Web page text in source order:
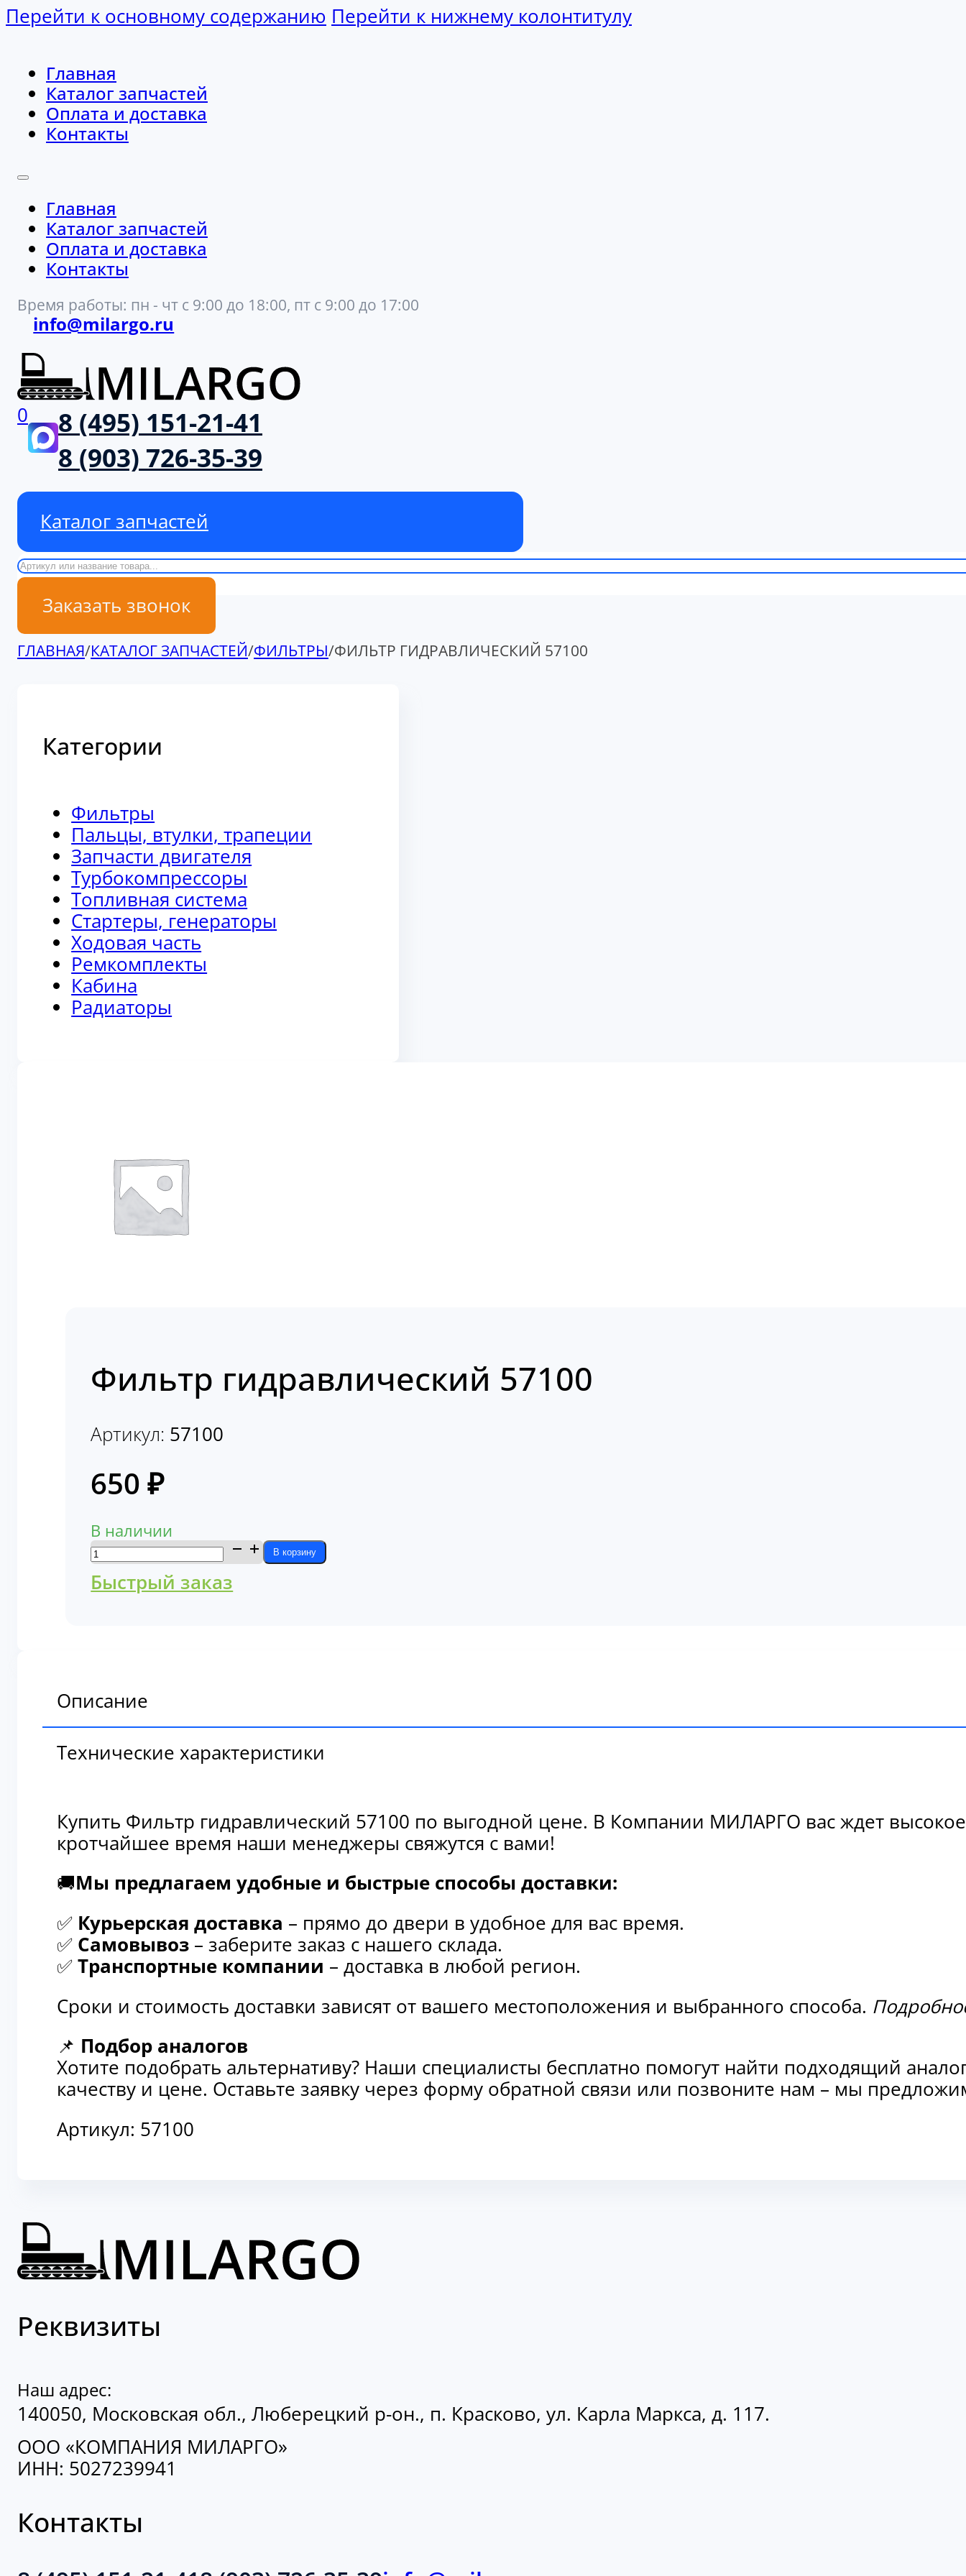
Перейти к основному содержанию Перейти к нижнему колонтитулу
Главная
Каталог запчастей
Оплата и доставка
Контакты
Главная
Каталог запчастей
Оплата и доставка
Контакты
Время работы: пн - чт с 9:00 до 18:00, пт с 9:00 до 17:00
info@milargo.ru
0
8 (495) 151-21-41
8 (903) 726-35-39
Каталог запчастей
Поиск
Заказать звонок
ГЛАВНАЯ/КАТАЛОГ ЗАПЧАСТЕЙ/ФИЛЬТРЫ/ФИЛЬТР ГИДРАВЛИЧЕСКИЙ 57100
Категории
Фильтры
Пальцы, втулки, трапеции
Запчасти двигателя
Турбокомпрессоры
Топливная система
Стартеры, генераторы
Ходовая часть
Ремкомплекты
Кабина
Радиаторы
Фильтр гидравлический 57100
Артикул: 57100
650₽
В наличии
Количество
товара
Фильтр
В корзину
Быстрый заказ
Описание
Технические характеристики
Купить Фильтр гидравлический 57100 по выгодной цене. В Компании МИЛАРГО вас ждет
кротчайшее время наши менеджеры свяжутся с вами!
🚚Мы предлагаем удобные и быстрые способы доставки:
✅ Курьерская доставка – прямо до двери в удобное для вас время.
✅ Самовывоз – заберите заказ с нашего склада.
✅ Транспортные компании – доставка в любой регион.
Сроки и стоимость доставки зависят от вашего местоположения и выбранного способа.
📌 Подбор аналогов
Хотите подобрать альтернативу? Наши специалисты бесплатно помогут найти подходящий
качеству и цене. Оставьте заявку через форму обратной связи или позвоните нам – мы
Артикул: 57100
Реквизиты
Наш адрес:
140050, Московская обл., Люберецкий р-он., п. Красково, ул. Карла Маркса, д. 117.
ООО «КОМПАНИЯ МИЛАРГО»
ИНН: 5027239941
Контакты